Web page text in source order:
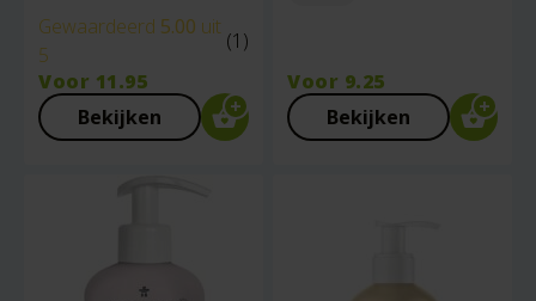
Gewaardeerd 5.00 uit
5
(1)
Voor 11.95
Bekijken
Voor 9.25
Bekijken